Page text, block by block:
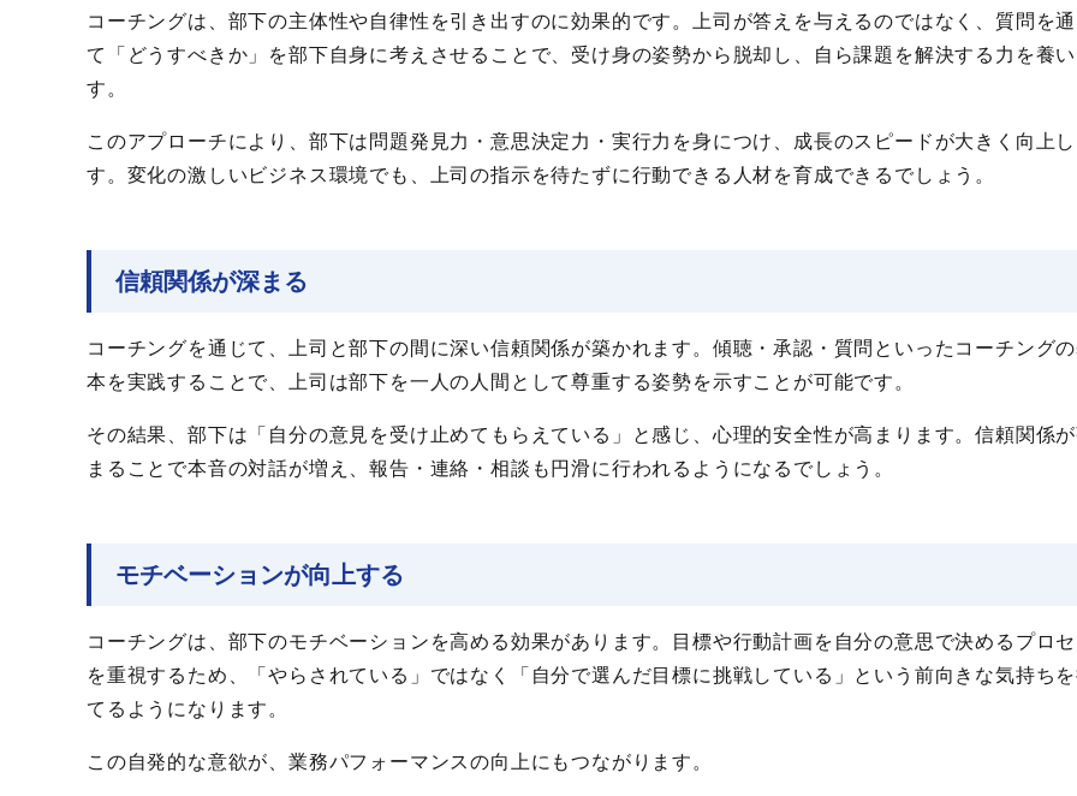
コーチングは、部下の主体性や自律性を引き出すのに効果的です。上司が答えを与えるのではなく、質問を
て「どうすべきか」を部下自身に考えさせることで、受け身の姿勢から脱却し、自ら課題を解決する力を養
す。
このアプローチにより、部下は問題発見力・意思決定力・実行力を身につけ、成長のスピードが大きく向上
す。変化の激しいビジネス環境でも、上司の指示を待たずに行動できる人材を育成できるでしょう。
信頼関係が深まる
コーチングを通じて、上司と部下の間に深い信頼関係が築かれます。傾聴・承認・質問といったコーチング
本を実践することで、上司は部下を一人の人間として尊重する姿勢を示すことが可能です。
その結果、部下は「自分の意見を受け止めてもらえている」と感じ、心理的安全性が高まります。信頼関係
まることで本音の対話が増え、報告・連絡・相談も円滑に行われるようになるでしょう。
モチベーションが向上する
コーチングは、部下のモチベーションを高める効果があります。目標や行動計画を自分の意思で決めるプロ
を重視するため、「やらされている」ではなく「自分で選んだ目標に挑戦している」という前向きな気持ち
てるようになります。
この自発的な意欲が、業務パフォーマンスの向上にもつながります。